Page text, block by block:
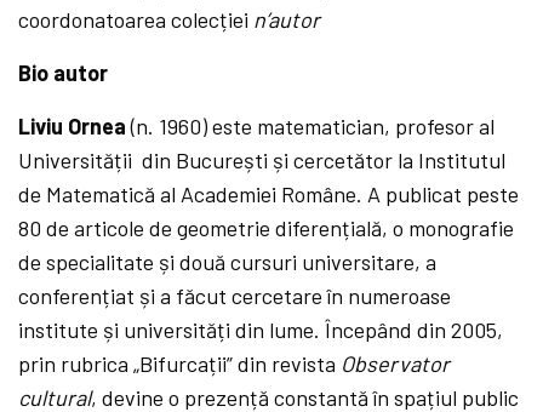
coordonatoarea colecției n’autor
Bio autor
Liviu Ornea(n. 1960) este matematician, profesor al
Universității din București și cercetător la Institutul
de Matematică al Academiei Române. A publicat peste
80 de articole de geometrie diferențială, o monografie
de specialitate și două cursuri universitare, a
conferențiat și a făcut cercetare în numeroase
institute și universități din lume. Începând din 2005,
prin rubrica „Bifurcații” din revista Observator
cultural, devine o prezență constantă în spațiul public